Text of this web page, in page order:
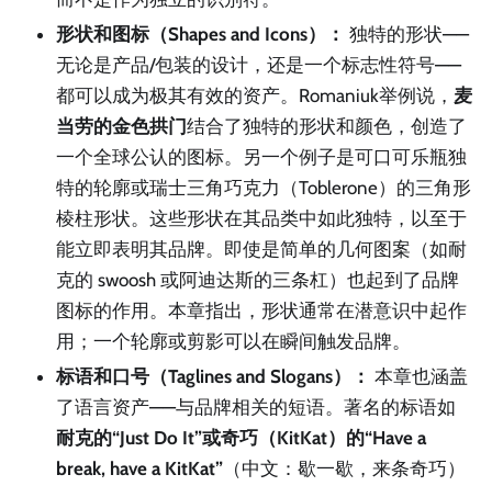
形状和图标（Shapes and Icons）： 独特的形状——
无论是产品/包装的设计，还是一个标志性符号——
都可以成为极其有效的资产。Romaniuk举例说， 麦
当劳的金色拱门结合了独特的形状和颜色，创造了
一个全球公认的图标。另一个例子是可口可乐瓶独
特的轮廓或瑞士三角巧克力（Toblerone）的三角形
棱柱形状。这些形状在其品类中如此独特，以至于
能立即表明其品牌。即使是简单的几何图案（如耐
克的 swoosh 或阿迪达斯的三条杠）也起到了品牌
图标的作用。本章指出，形状通常在潜意识中起作
用；一个轮廓或剪影可以在瞬间触发品牌。
标语和口号（Taglines and Slogans）： 本章也涵盖
了语言资产——与品牌相关的短语。著名的标语如
耐克的“Just Do It”或奇巧（KitKat）的“Have a
break, have a KitKat” （中文：歇一歇，来条奇巧）